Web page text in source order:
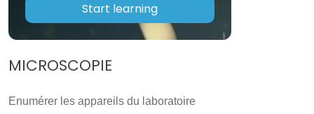
Start learning
MICROSCOPIE
Enumérer les appareils du laboratoire